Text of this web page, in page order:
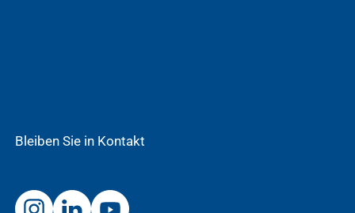
Bleiben Sie in Kontakt